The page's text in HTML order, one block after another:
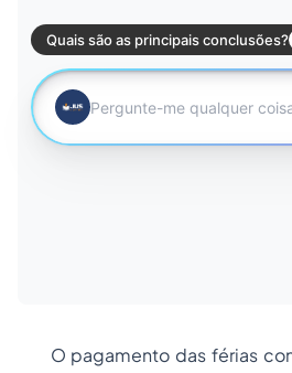
O pagamento das férias